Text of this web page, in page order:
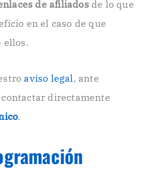
de afiliadosde lo que
en el caso de que
ellos.
aviso legal , ante
directamente
.